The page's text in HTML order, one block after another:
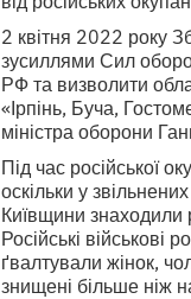
2 квітня 2022 року
зусиллями Сил
РФ та визволити
«Ірпінь, Буча,
міністра оборони
Під час російської
оскільки у
Київщини знаходили
Російські військові
ґвалтували жінок,
знищені більше ніж